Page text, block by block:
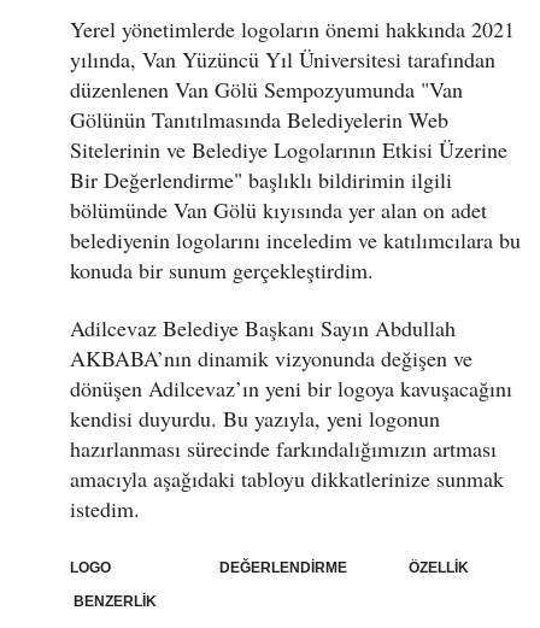
Yerel yönetimlerde logoların önemi hakkında 2021
yılında, Van Yüzüncü Yıl Üniversitesi tarafından
düzenlenen Van Gölü Sempozyumunda "Van
Gölünün Tanıtılmasında Belediyelerin Web
Sitelerinin ve Belediye Logolarının Etkisi Üzerine
Bir Değerlendirme" başlıklı bildirimin ilgili
bölümünde Van Gölü kıyısında yer alan on adet
belediyenin logolarını inceledim ve katılımcılara bu
konuda bir sunum gerçekleştirdim.
Adilcevaz Belediye Başkanı Sayın Abdullah
AKBABA’nın dinamik vizyonunda değişen ve
dönüşen Adilcevaz’ın yeni bir logoya kavuşacağını
kendisi duyurdu. Bu yazıyla, yeni logonun
hazırlanması sürecinde farkındalığımızın artması
amacıyla aşağıdaki tabloyu dikkatlerinize sunmak
istedim.
LOGO DEĞERLENDİRME ÖZELLİK
BENZERLİK